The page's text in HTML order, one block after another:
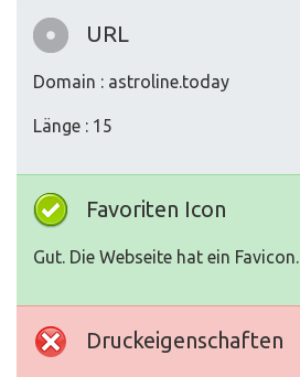
URL
Domain : astroline.today
Länge : 15
Favoriten Icon
Gut. Die Webseite hat ein Favicon.
Druckeigenschaften